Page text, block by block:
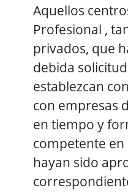
Aquellos
Profesional ,
privados, que
debida
establezcan
con empresas
en tiempo y
competente en
hayan sido